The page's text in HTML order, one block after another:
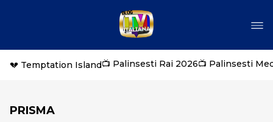
💔 Temptation Island📺 Palinsesti Rai 2026📺 Palinsesti
PRISMA